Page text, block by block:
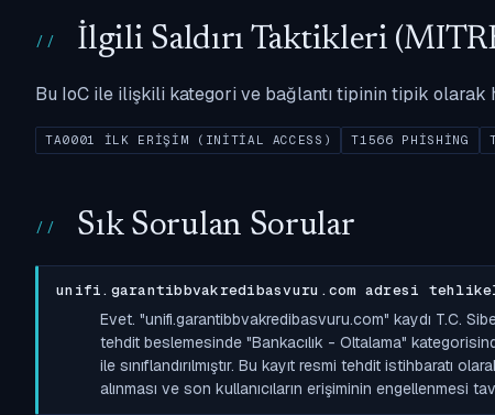
İlgili Saldırı Taktikleri
Bu IoC ile ilişkili kategori ve bağlantı tipinin tipik olarak
TA0001 İLK ERIŞIM (INITIAL ACCESS) T1566 PHISHING
Sık Sorulan Sorular
unifi.garantibbvakredibasvuru.com adresi
Evet. "unifi.garantibbvakredibasvuru.com" kaydı T.C.
tehdit beslemesinde "Bankacılık - Oltalama"
ile sınıflandırılmıştır. Bu kayıt resmi tehdit istihbaratı
alınması ve son kullanıcıların erişiminin engellenmesi